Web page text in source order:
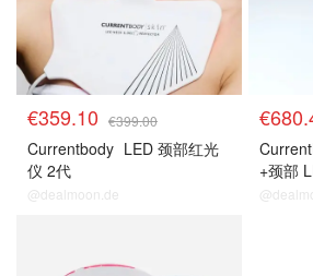
€359.10 €399.00
Currentbody LED 颈部红光
仪 2代
@dealmoon.de
+颈部